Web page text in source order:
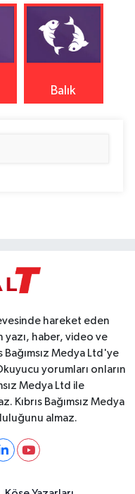
Balık
hareket eden
yazı, haber, video ve
Bağımsız Medya Ltd'ye
yorumları onların
Medya Ltd ile
Kıbrıs Bağımsız Medya
almaz.